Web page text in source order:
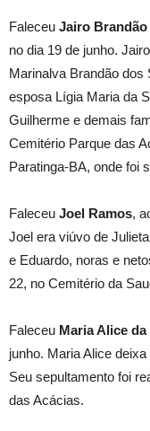
Faleceu Jairo Brandão
no dia 19 de junho.
Marinalva Brandão dos
esposa Lígia Maria da
Guilherme e demais
Cemitério Parque das
Paratinga-BA, onde foi
Faleceu Joel Ramos,
Joel era viúvo de
e Eduardo, noras e
22, no Cemitério da
Faleceu Maria Alice da
junho. Maria Alice
Seu sepultamento foi
das Acácias.